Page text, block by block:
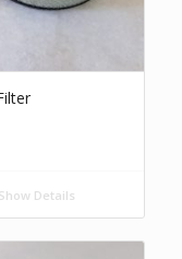
Show Details